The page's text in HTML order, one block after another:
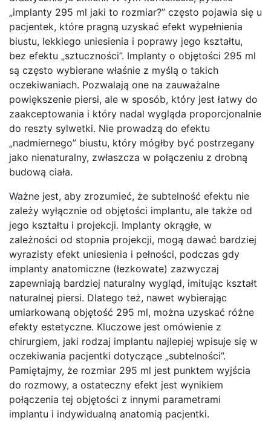
„implanty 295 ml jaki to rozmiar?” często pojawia się u
pacjentek, które pragną uzyskać efekt wypełnienia
biustu, lekkiego uniesienia i poprawy jego kształtu,
bez efektu „sztuczności”. Implanty o objętości 295 ml
są często wybierane właśnie z myślą o takich
oczekiwaniach. Pozwalają one na zauważalne
powiększenie piersi, ale w sposób, który jest łatwy do
zaakceptowania i który nadal wygląda proporcjonalnie
do reszty sylwetki. Nie prowadzą do efektu
„nadmiernego” biustu, który mógłby być postrzegany
jako nienaturalny, zwłaszcza w połączeniu z drobną
budową ciała.
Ważne jest, aby zrozumieć, że subtelność efektu nie
zależy wyłącznie od objętości implantu, ale także od
jego kształtu i projekcji. Implanty okrągłe, w
zależności od stopnia projekcji, mogą dawać bardziej
wyrazisty efekt uniesienia i pełności, podczas gdy
implanty anatomiczne (łezkowate) zazwyczaj
zapewniają bardziej naturalny wygląd, imitując kształt
naturalnej piersi. Dlatego też, nawet wybierając
umiarkowaną objętość 295 ml, można uzyskać różne
efekty estetyczne. Kluczowe jest omówienie z
chirurgiem, jaki rodzaj implantu najlepiej wpisuje się w
oczekiwania pacjentki dotyczące „subtelności”.
Pamiętajmy, że rozmiar 295 ml jest punktem wyjścia
do rozmowy, a ostateczny efekt jest wynikiem
połączenia tej objętości z innymi parametrami
implantu i indywidualną anatomią pacjentki.